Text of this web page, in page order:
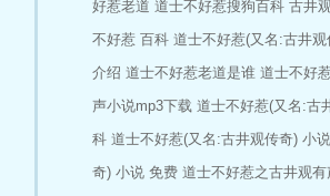
好惹老道 道士不好惹搜狗百科 古井
不好惹 百科 道士不好惹(又名:古井观
介绍 道士不好惹老道是谁 道士不好
声小说mp3下载 道士不好惹(又名:古
科 道士不好惹(又名:古井观传奇) 小
奇) 小说 免费 道士不好惹之古井观有